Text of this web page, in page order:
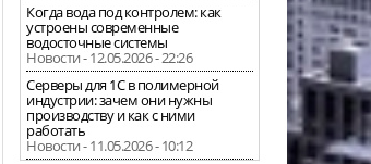
Когда вода под контролем: как
устроены современные
водосточные системы
Новости - 12.05.2026 - 22:26
Серверы для 1С в полимерной
индустрии: зачем они нужны
производству и как с ними
работать
Новости - 11.05.2026 - 10:12